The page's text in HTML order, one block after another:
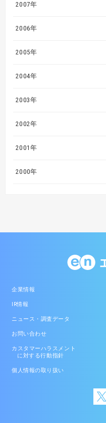
2007年
2006年
2005年
2004年
2003年
2002年
2001年
2000年
企業情報
IR情報
ニュース・調査データ
お問い合わせ
カスタマーハラスメント
に対する行動指針
個人情報の取り扱い